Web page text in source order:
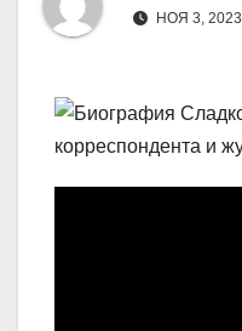
НОЯ 3, 2023